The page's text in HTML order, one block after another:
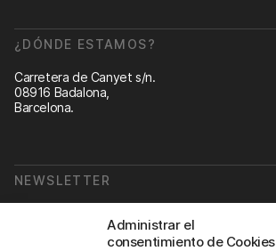
Administrar el
consentimiento de Cookies
¿DÓNDE ESTAMOS?
Carretera de Canyet s/n.
08916 Badalona,
Barcelona.
NEWSLETTER